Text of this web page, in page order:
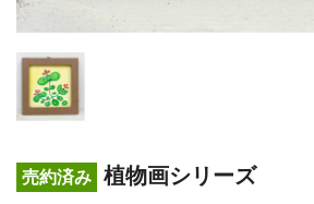
売約済み 植物画シリーズ